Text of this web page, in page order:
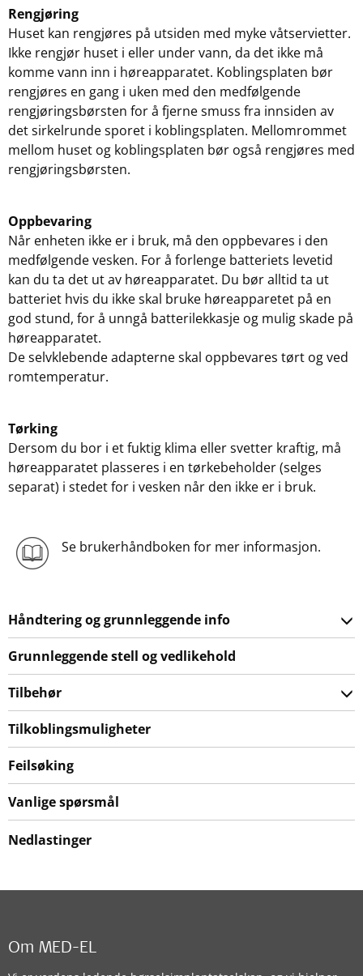
Rengjøring
Huset kan rengjøres på utsiden med myke våtservietter.
Ikke rengjør huset i eller under vann, da det ikke må
komme vann inn i høreapparatet. Koblingsplaten bør
rengjøres en gang i uken med den medfølgende
rengjøringsbørsten for å fjerne smuss fra innsiden av
det sirkelrunde sporet i koblingsplaten. Mellomrommet
mellom huset og koblingsplaten bør også rengjøres med
rengjøringsbørsten.
Oppbevaring
Når enheten ikke er i bruk, må den oppbevares i den
medfølgende vesken. For å forlenge batteriets levetid
kan du ta det ut av høreapparatet. Du bør alltid ta ut
batteriet hvis du ikke skal bruke høreapparetet på en
god stund, for å unngå batterilekkasje og mulig skade på
høreapparatet.
De selvklebende adapterne skal oppbevares tørt og ved
romtemperatur.
Tørking
Dersom du bor i et fuktig klima eller svetter kraftig, må
høreapparatet plasseres i en tørkebeholder (selges
separat) i stedet for i vesken når den ikke er i bruk.
Se brukerhåndboken for mer informasjon.
Håndtering og grunnleggende info
Grunnleggende stell og vedlikehold
Tilbehør
Tilkoblingsmuligheter
Feilsøking
Vanlige spørsmål
Nedlastinger
Om MED-EL